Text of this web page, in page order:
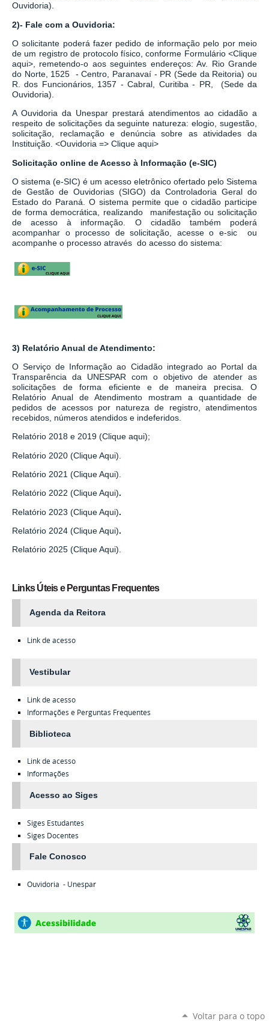
Ouvidoria).
2)- Fale com a Ouvidoria:
O solicitante poderá fazer pedido de informação pelo por meio
de um registro de protocolo físico, conforme Formulário <Clique
aqui> , remetendo-o aos seguintes endereços: Av. Rio Grande
do Norte, 1525 - Centro, Paranavaí - PR (Sede da Reitoria) ou
R. dos Funcionários, 1357 - Cabral, Curitiba - PR,
(Sede da
Ouvidoria).
A Ouvidoria da Unespar prestará atendimentos ao cidadão a
respeito de solicitações da seguinte natureza: elogio, sugestão,
solicitação, reclamação e denúncia sobre as atividades da
Instituição. <Ouvidoria => Clique aqui>
Solicitação online de Acesso à Informação (e-SIC)
O sistema (e-SIC) é um acesso eletrônico ofertado pelo Sistema
de Gestão de Ouvidorias (SIGO) da Controladoria Geral do
Estado do Paraná. O sistema permite que o cidadão participe
de forma democrática, realizando manifestação ou solicitação
de acesso à informação. O cidadão também poderá
acompanhar o processo de solicitação, acesse o e-sic ou
acompanhe o processo através do acesso do sistema:
3) Relatório Anual de Atendimento:
O Serviço de Informação ao Cidadão integrado aoPortal da
Transparência da UNESPAR
com o objetivo de atender as
solicitações de forma eficiente e de maneira precisa. O
Relatório Anual de Atendimento mostram a quantidade de
pedidos de acessos por natureza de registro, atendimentos
recebidos, números atendidos e indeferidos.
Relatório 2018 e 2019 (Clique aqui);
Relatório 2020 (Clique Aqui).
Relatório 2021 (Clique Aqui).
Relatório 2022 (Clique Aqui).
Relatório 2023 (Clique Aqui).
Relatório 2024 (Clique Aqui).
Relatório 2025 (Clique Aqui).
Links Úteis e Perguntas Frequentes
Agenda da Reitora
Link de acesso
Vestibular
Link de acesso
Informações e Perguntas Frequentes
Biblioteca
Link de acesso
Informações
Acesso ao Siges
Siges Estudantes
Siges Docentes
Fale Conosco
Ouvidoria - Unespar
Voltar para o topo